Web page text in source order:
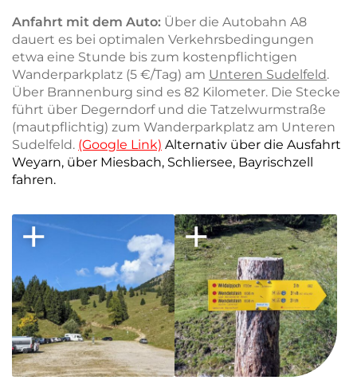
Anfahrt mit dem Auto: Über die Autobahn A8
dauert es bei optimalen Verkehrsbedingungen
etwa eine Stunde bis zum kostenpflichtigen
Wanderparkplatz (5 €/Tag) am Unteren Sudelfeld.
Über Brannenburg sind es 82 Kilometer. Die Stecke
führt über Degerndorf und die Tatzelwurmstraße
(mautpflichtig) zum Wanderparkplatz am Unteren
Sudelfeld. (Google Link) Alternativ über die Ausfahrt
Weyarn, über Miesbach, Schliersee, Bayrischzell
fahren.